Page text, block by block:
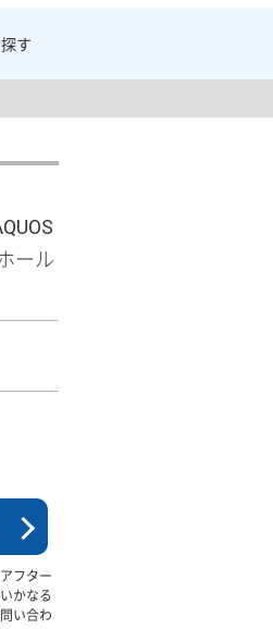
す
ール
フター
かなる
い合わ